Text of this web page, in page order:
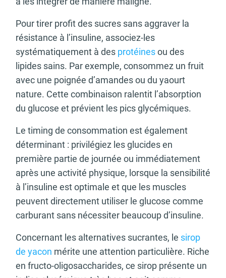
Pour tirer profit des sucres sans aggraver la
résistance à l’insuline, associez-les
systématiquement à des protéinesou des
lipides sains. Par exemple, consommez un fruit
avec une poignée d’amandes ou du yaourt
nature. Cette combinaison ralentit l’absorption
du glucose et prévient les pics glycémiques.
Le timing de consommation est également
déterminant : privilégiez les glucides en
première partie de journée ou immédiatement
après une activité physique, lorsque la sensibilité
à l’insuline est optimale et que les muscles
peuvent directement utiliser le glucose comme
carburant sans nécessiter beaucoup d’insuline.
Concernant les alternatives sucrantes, le sirop
de yacon mérite une attention particulière. Riche
en fructo-oligosaccharides, ce sirop présente un